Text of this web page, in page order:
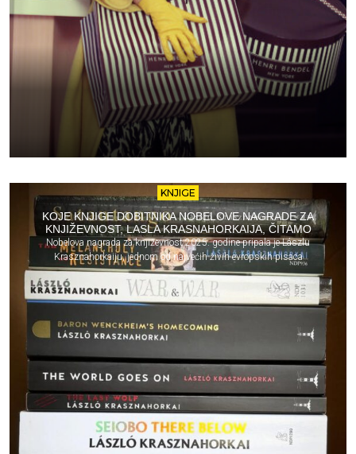
KNJIGE
KOJE KNJIGE DOBITNIKA NOBELOVE NAGRADE ZA
KNJIŽEVNOST, LASLA KRASNAHORKAIJA, ČITAMO
Nobelova nagrada za književnost 2025. godine pripala je Lászlu
Krasznahorkaiju, jednom od najvećih živih evropskih pisaca